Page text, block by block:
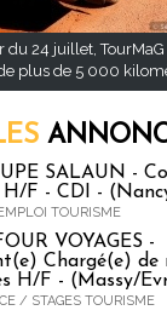
du 24 juillet,
plus de 5 000
SALAUN -
H/F - CDI -
TOURISME
VOYAGES -
Chargé(e) de
H/F - (Massy/
/ STAGES TOURISME